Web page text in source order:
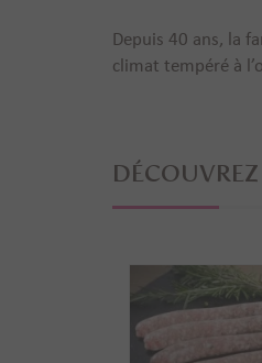
Depuis 40 ans, la
climat tempéré à